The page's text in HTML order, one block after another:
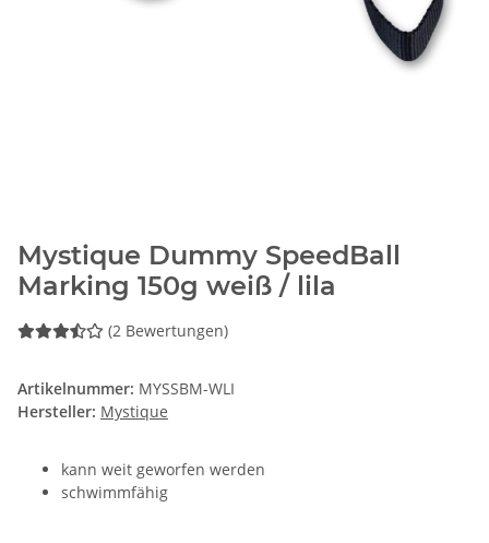
Mystique Dummy SpeedBall
Marking 150g weiß / lila
(2 Bewertungen)
Artikelnummer: MYSSBM-WLI
Hersteller: Mystique
kann weit geworfen werden
schwimmfähig